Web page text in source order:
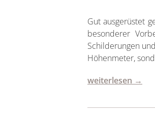
Gut ausgerüstet
besonderer
Schilderungen
Höhenmeter,
weiterlesen →